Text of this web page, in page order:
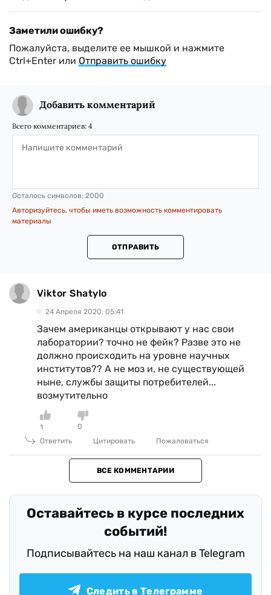
Заметили ошибку?
Пожалуйста, выделите ее мышкой и нажмите
Ctrl+Enter или Отправить ошибку
Добавить комментарий
Всего комментариев: 4
Осталось символов: 2000
Авторизуйтесь, чтобы иметь возможность комментировать
материалы
ОТПРАВИТЬ
Viktor Shatylo
24 Апреля 2020, 05:41
Зачем американцы открывают у нас свои
лаборатории? точно не фейк? Разве это не
должно происходить на уровне научных
институтов?? А не моз и, не существующей
ныне, службы защиты потребителей...
возмутительно
1
0
Ответить
Цитировать Пожаловаться
ВСЕ КОММЕНТАРИИ
.
Оставайтесь в курсе последних
событий!
Подписывайтесь на наш канал в Telegram